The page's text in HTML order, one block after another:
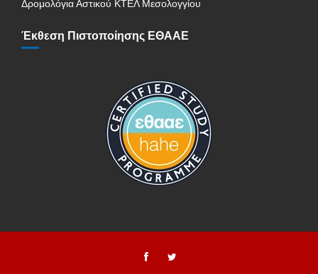
Δρομολόγια Αστικού ΚΤΕΛ Μεσολογγίου
Έκθεση Πιστοποίησης ΕΘΑΑΕ